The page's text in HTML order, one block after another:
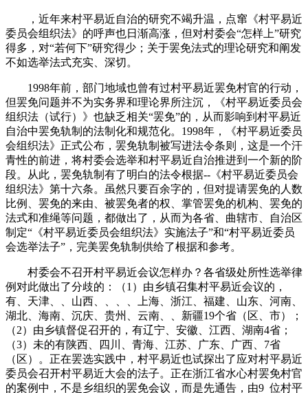
，近年来村平易近自治的研究不竭升温，点窜《村平易近
委员会组织法》的呼声也日渐高涨，但对村委会“怎样上”研究
得多，对“若何下”研究得少；关于罢免法式的理论研究和阐发
不如选举法式充实、深切。
1998年前，部门地域也曾有过村平易近罢免村官的行动，
但罢免问题并不为实务界和理论界所注沉，《村平易近委员会
组织法（试行）》也缺乏相关“罢免”的，从而影响到村平易近
自治中罢免轨制的法制化和规范化。1998年，《村平易近委员
会组织法》正式公布，罢免轨制被写进法令条则，这是一个汗
青性的前进，将村委会选举和村平易近自治推进到一个新的阶
段。从此，罢免轨制有了明白的法令根据--《村平易近委员会
组织法》第十六条。虽然只要百余字的，但对提请罢免的人数
比例、罢免的来由、被罢免者的权、掌管罢免的机构、罢免的
法式和准绳等问题，都做出了，从而为各省、曲辖市、自治区
制定“《村平易近委员会组织法》实施法子”和“村平易近委员
会选举法子”，完美罢免轨制供给了根据和参考。
村委会不召开村平易近会议怎样办？各省级处所性选举律
例对此做出了分歧的：（1）由乡镇召集村平易近会议的，
有、天津、、山西、、、、上海、浙江、福建、山东、河南、
湖北、海南、沉庆、贵州、云南、、新疆19个省（区、市）；
（2）由乡镇督促召开的，有辽宁、安徽、江西、湖南4省；
（3）未的有陕西、四川、青海、江苏、广东、广西、7省
（区）。正在罢选实践中，村平易近也试探出了应对村平易近
委员会召开村平易近大会的法子。正在浙江省水心村罢免村官
的案例中，不是乡组织的罢免会议，而是先通告，由9 位村平